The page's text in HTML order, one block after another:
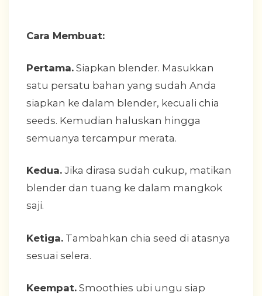
Cara Membuat:
Pertama. Siapkan blender. Masukkan
satu persatu bahan yang sudah Anda
siapkan ke dalam blender, kecuali chia
seeds. Kemudian haluskan hingga
semuanya tercampur merata.
Kedua. Jika dirasa sudah cukup, matikan
blender dan tuang ke dalam mangkok
saji.
Ketiga. Tambahkan chia seed di atasnya
sesuai selera.
Keempat. Smoothies ubi ungu siap